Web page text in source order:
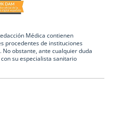
Médica contienen
procedentes de instituciones
obstante, ante cualquier duda
su especialista sanitario